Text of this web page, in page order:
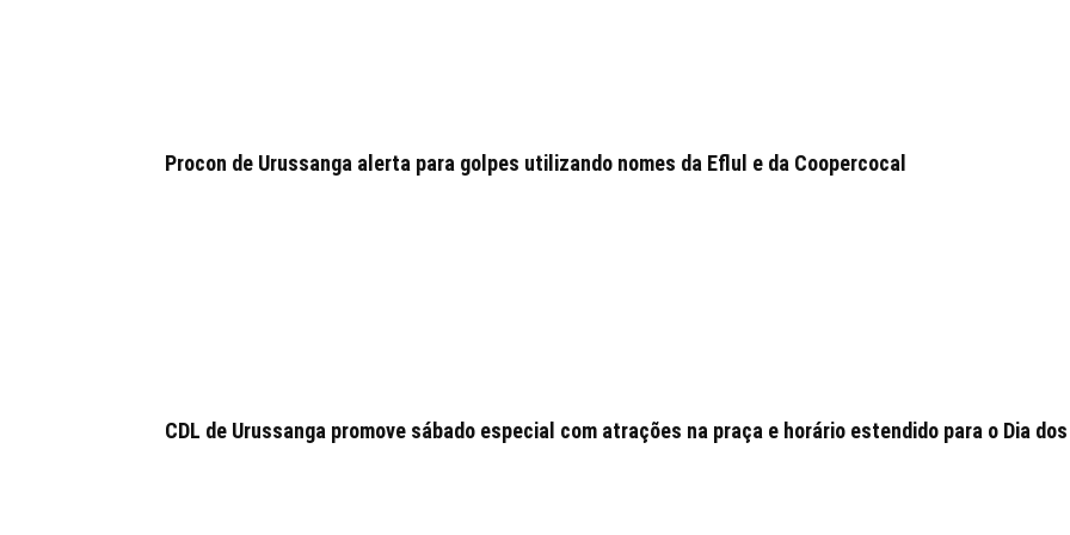
Procon de Urussanga alerta para golpes utilizando nomes da Eflul e da Coopercocal
CDL de Urussanga promove sábado especial com atrações na praça e horário estendido para o Dia